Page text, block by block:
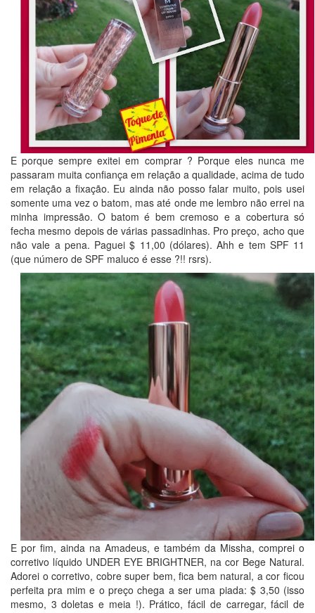
E porque sempre exitei em comprar ? Porque eles nunca me
passaram muita confiança em relação a qualidade, acima de tudo
em relação a fixação. Eu ainda não posso falar muito, pois usei
somente uma vez o batom, mas até onde me lembro não errei na
minha impressão. O batom é bem cremoso e a cobertura só
fecha mesmo depois de várias passadinhas. Pro preço, acho que
não vale a pena. Paguei $ 11,00 (dólares). Ahh e tem SPF 11
(que número de SPF maluco é esse ?!! rsrs).
E por fim, ainda na Amadeus, e também da Missha, comprei o
corretivo líquido UNDER EYE BRIGHTNER, na cor Bege Natural.
Adorei o corretivo, cobre super bem, fica bem natural, a cor ficou
perfeita pra mim e o preço chega a ser uma piada: $ 3,50 (isso
mesmo, 3 doletas e meia !). Prático, fácil de carregar, fácil de